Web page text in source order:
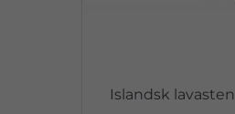
Islandsk lavasten